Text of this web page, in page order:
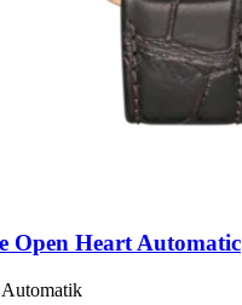
Open Heart Automatic